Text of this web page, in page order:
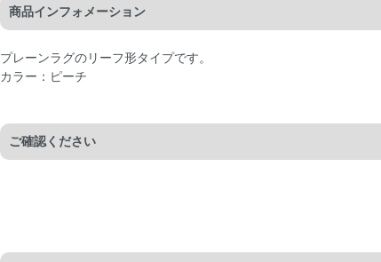
商品インフォメーション
プレーンラグのリーフ形タイプです。
カラー：ピーチ
ご確認ください